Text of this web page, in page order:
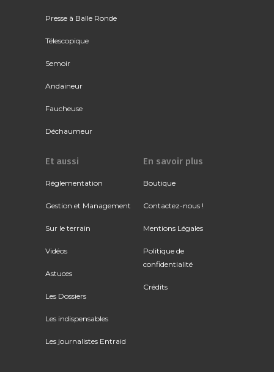
Presse à Balle Ronde
Télescopique
Semoir
Andaineur
Faucheuse
Déchaumeur
Et aussi
Réglementation
Gestion et Management
Sur le terrain
Vidéos
Astuces
Les Dossiers
Les indispensables
Les journalistes Entraid
En savoir plus
Boutique
Contactez-nous !
Mentions Légales
Politique de
confidentialité
Crédits